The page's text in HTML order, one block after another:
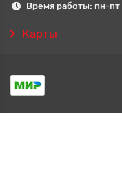
Время работы: пн-
Карты